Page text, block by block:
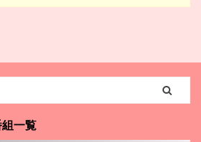
組一覧